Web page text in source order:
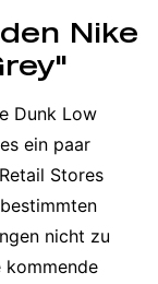
Nike
Dunk Low
ein paar
Stores
nicht zu
kommende